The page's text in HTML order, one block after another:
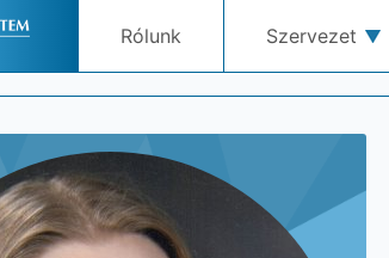
Rólunk Szervezet